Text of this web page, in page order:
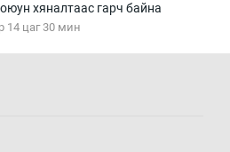
хяналтаас гарч байна
14 цаг 30 мин
14 цаг 00 мин